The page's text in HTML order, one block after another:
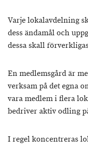
Varje lokalavdelning
dess ändamål och
dessa skall
En medlemsgård är
verksam på det egna
vara medlem i flera
bedriver aktiv odling
I regel koncentreras